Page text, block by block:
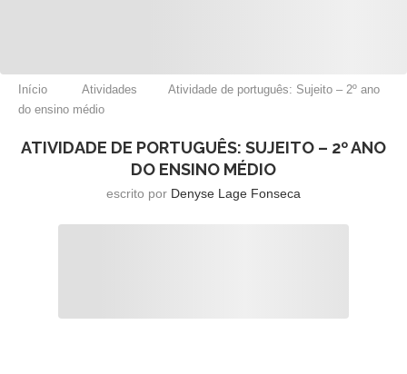
Início Atividades
Atividade de português: Sujeito – 2º ano
do ensino médio
ATIVIDADE DE PORTUGUÊS: SUJEITO – 2º ANO
DO ENSINO MÉDIO
escrito por Denyse Lage Fonseca